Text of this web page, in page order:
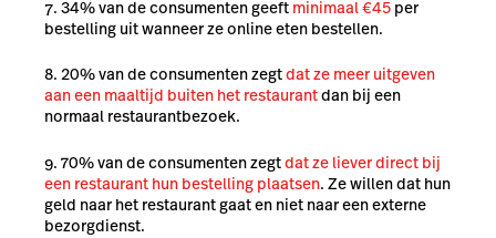
34% van de consumenten geeft minimaal €45 per
bestelling uit wanneer ze online eten bestellen.
20% van de consumenten zegtdat ze meer uitgeven
aan een maaltijd buiten het restaurantdan bij een
normaal restaurantbezoek.
70% van de consumenten zegtdat ze liever direct bij
een restaurant hun bestelling plaatsen. Ze willen dat hun
geld naar het restaurant gaat en niet naar een externe
bezorgdienst.